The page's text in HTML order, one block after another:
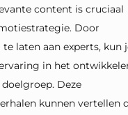
content is cruciaal
Door
laten aan experts, kun
in het
Deze
kunnen vertellen